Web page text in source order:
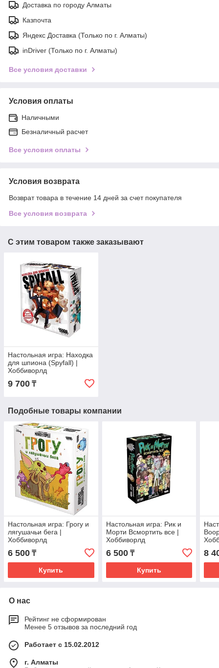
Доставка по городу Алматы
Казпочта
Яндекс Доставка (Только по г. Алматы)
inDriver (Только по г. Алматы)
Все условия доставки
Условия оплаты
Наличными
Безналичный расчет
Все условия оплаты
Условия возврата
Возврат товара в течение 14 дней за счет покупателя
Все условия возврата
С этим товаром также заказывают
Настольная игра: Находка
для шпиона (Spyfall) |
Хоббиворлд
9 700 ₸
Подобные товары компании
Настольная игра: Грогу и
лягушачьи бега |
Хоббиворлд
6 500 ₸
Купить
Настольная игра: Рик и
Морти Всмортить все |
Хоббиворлд
6 500₸
Купить
8
О нас
Рейтинг не сформирован
Менее 5 отзывов за последний год
Работает с 15.02.2012
г. Алматы